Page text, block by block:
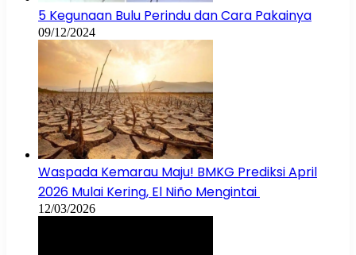
5 Kegunaan Bulu Perindu dan Cara Pakainya
09/12/2024
Waspada Kemarau Maju! BMKG Prediksi April
2026 Mulai Kering, El Niño Mengintai
12/03/2026